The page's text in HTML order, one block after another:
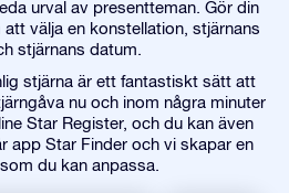
urval av presentteman. Gör din
välja en konstellation, stjärnans
stjärnans datum.
stjärna är ett fantastiskt sätt att
nu och inom några minuter
Star Register, och du kan även
app Star Finder och vi skapar en
du kan anpassa.